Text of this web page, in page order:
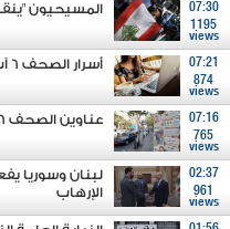
07:30
1195
views
المسيحيون
07:21
874
views
أسرار الصحف 6 آب 2026
07:16
765
views
عناوين الصحف 6 آب 2026
02:37
961
views
لبنان وسوريا
الإرهاب